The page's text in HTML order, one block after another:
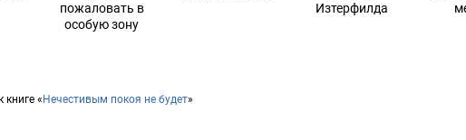
пожаловать в
особую зону
Изтерфилда
книге « Нечестивым покоя не будет»